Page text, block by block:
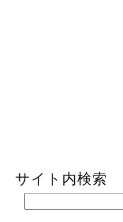
サイト内検索